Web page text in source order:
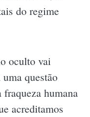
do regime
oculto vai
questão
fraqueza humana
acreditamos